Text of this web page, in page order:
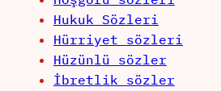
Hukuk Sözleri
Hürriyet sözleri
Hüzünlü sözler
İbretlik sözler